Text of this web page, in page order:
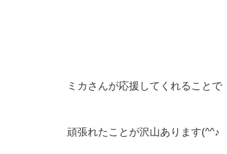
ミカさんが応援してくれることで
頑張れたことが沢山あります(^^♪